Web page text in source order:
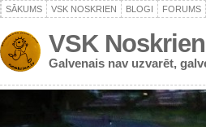
SĀKUMS VSK NOSKRIEN BLOGI FORUMS
VSK Noskrien
Galvenais nav uzvarēt,